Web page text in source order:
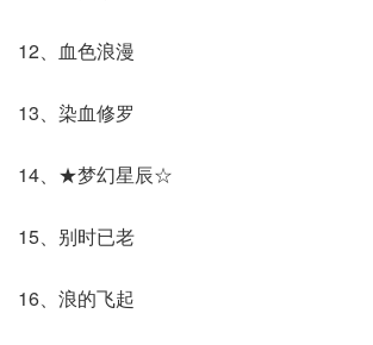
12、血色浪漫
13、染血修罗
14、★梦幻星辰☆
15、别时已老
16、浪的飞起